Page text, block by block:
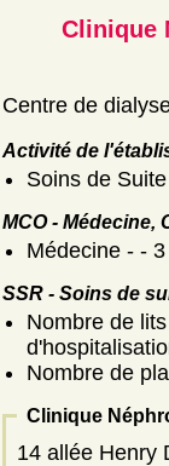
Clinique
Centre de
Activité de
Soins de
MCO - Médecine,
Médecine - -
SSR - Soins de
Nombre de
Nombre de
Clinique
14 allée Henry